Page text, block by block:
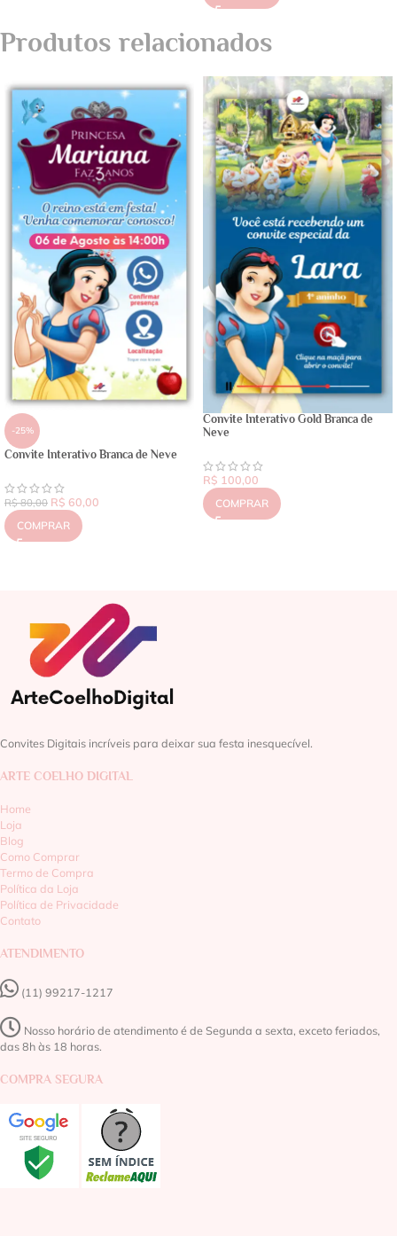
Produtos relacionados
-25%
Convite Interativo Branca de Neve
R$80,00 R$ 60,00
COMPRAR
Convite Interativo Gold Branca de
Neve
R$ 100,00
COMPRAR
Convites Digitais incríveis para deixar sua festa inesquecível.
ARTE COELHO DIGITAL
Home
Loja
Blog
Como Comprar
Termo de Compra
Política da Loja
Política de Privacidade
Contato
ATENDIMENTO
(11) 99217-1217‬
Nosso horário de atendimento é de Segunda a sexta, exceto feriados,
das 8h às 18 horas.
COMPRA SEGURA